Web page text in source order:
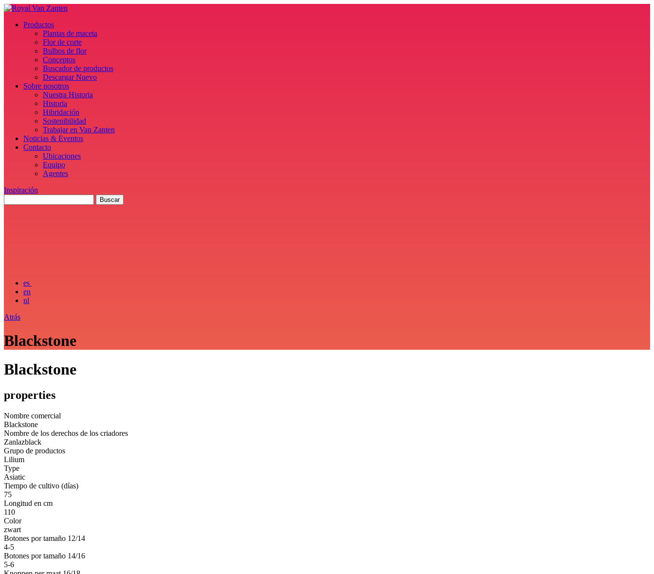
Productos
Plantas de maceta
Flor de corte
Bulbos de flor
Conceptos
Buscador de productos
Descargar Nuevo
Sobre nosotros
Nuestra Historia
Historia
Hibridación
Sostenibilidad
Trabajar en Van Zanten
Noticias & Eventos
Contacto
Ubicaciones
Equipo
Agentes
Inspiración
es
en
nl
Atrás
Blackstone
Blackstone
properties
Nombre comercial
Blackstone
Nombre de los derechos de los criadores
Zanlazblack
Grupo de productos
Lilium
Type
Asiatic
Tiempo de cultivo (días)
75
Longitud en cm
110
Color
zwart
Botones por tamaño 12/14
4-5
Botones por tamaño 14/16
5-6